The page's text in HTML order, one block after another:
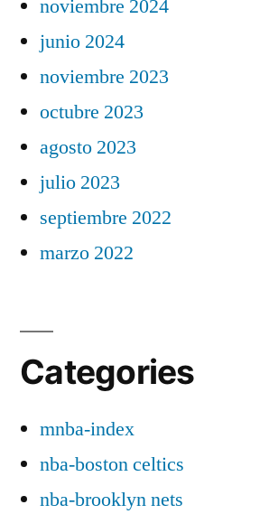
noviembre 2024
junio 2024
noviembre 2023
octubre 2023
agosto 2023
julio 2023
septiembre 2022
marzo 2022
Categories
mnba-index
nba-boston celtics
nba-brooklyn nets